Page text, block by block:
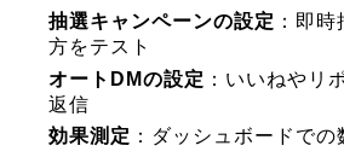
抽選キャンペーンの設定 ：即
方をテスト
オートDMの設定 ：いいねやリ
返信
効果測定 ：ダッシュボードでの